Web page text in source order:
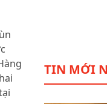
TIN MỚI